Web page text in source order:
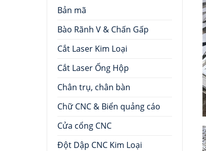
Bản mã
Bào Rãnh V & Chấn Gấp
Cắt Laser Kim Loại
Cắt Laser Ống Hộp
Chân trụ, chân bàn
Chữ CNC & Biển quảng cáo
Cửa cổng CNC
Đột Dập CNC Kim Loại